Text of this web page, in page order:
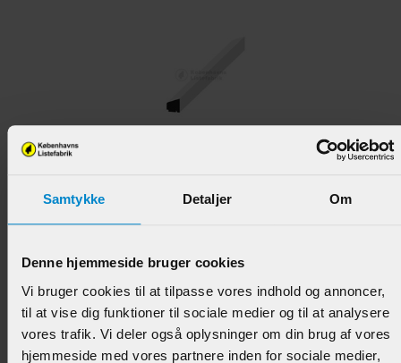
Samtykke Detaljer Om
Denne hjemmeside bruger cookies
Vi bruger cookies til at tilpasse vores indhold og annoncer,
til at vise dig funktioner til sociale medier og til at analysere
vores trafik. Vi deler også oplysninger om din brug af vores
hjemmeside med vores partnere inden for sociale medier,
Hvidmalet